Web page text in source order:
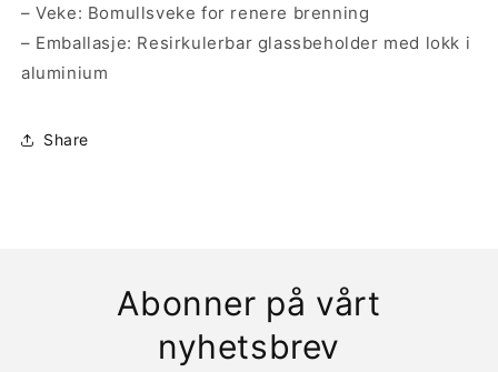
– Veke: Bomullsveke for renere brenning
– Emballasje: Resirkulerbar glassbeholder med lokk i
aluminium
Share
Abonner på vårt
nyhetsbrev